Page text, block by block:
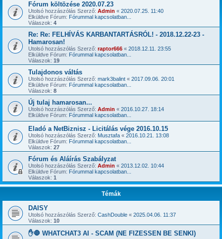
Fórum költözése 2020.07.23
Utolsó hozzászólás Szerző: Admin « 2020.07.25. 11:40
Elküldve Fórum: Fórummal kapcsolatban...
Válaszok: 4
Re: Re: FELHÍVÁS KARBANTARTÁSRÓL! - 2018.12.22-23 -
Hamarosan!
Utolsó hozzászólás Szerző: raptor666 « 2018.12.11. 23:55
Elküldve Fórum: Fórummal kapcsolatban...
Válaszok: 19
Tulajdonos váltás
Utolsó hozzászólás Szerző: mark3balint « 2017.09.06. 20:01
Elküldve Fórum: Fórummal kapcsolatban...
Válaszok: 8
Új tulaj hamarosan...
Utolsó hozzászólás Szerző: Admin « 2016.10.27. 18:14
Elküldve Fórum: Fórummal kapcsolatban...
Eladó a NetBiznisz - Licitálás vége 2016.10.15
Utolsó hozzászólás Szerző: Musztafa « 2016.10.21. 13:08
Elküldve Fórum: Fórummal kapcsolatban...
Válaszok: 27
Fórum és Aláírás Szabályzat
Utolsó hozzászólás Szerző: Admin « 2013.12.02. 10:44
Elküldve Fórum: Fórummal kapcsolatban...
Válaszok: 1
Témák
DAISY
Utolsó hozzászólás Szerző: CashDouble « 2025.04.06. 11:37
Válaszok: 10
✋🛑 WHATCHAT3 AI - SCAM (NE FIZESSEN BE SENKI)